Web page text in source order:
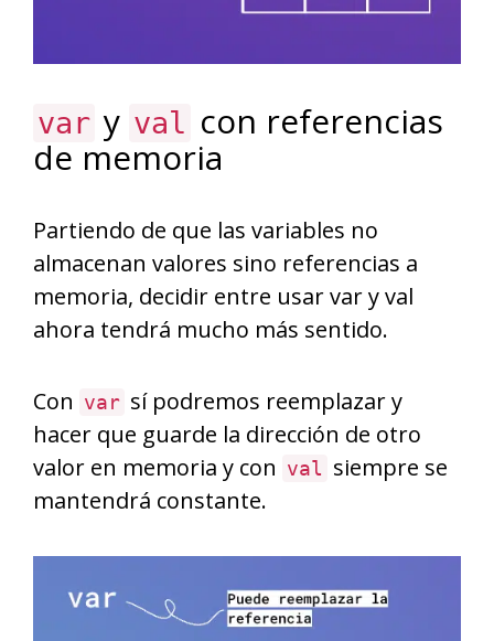
var y val con referencias
de memoria
Partiendo de que las variables no
almacenan valores sino referencias a
memoria, decidir entre usar var y val
ahora tendrá mucho más sentido.
Con var sí podremos reemplazar y
hacer que guarde la dirección de otro
valor en memoria y con val siempre se
mantendrá constante.